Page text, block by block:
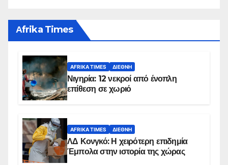
Αfrika Times
AFRIKA TIMES ΔΙΕΘΝΉ
Νιγηρία: 12 νεκροί από ένοπλη
επίθεση σε χωριό
AFRIKA TIMES ΔΙΕΘΝΉ
ΛΔ Κονγκό: Η χειρότερη επιδημία
Έμπολα στην ιστορία της χώρας